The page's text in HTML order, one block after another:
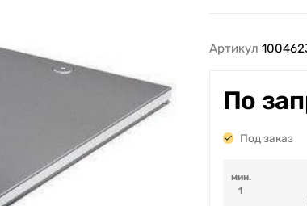
Артикул
По
Под заказ
мин.
1